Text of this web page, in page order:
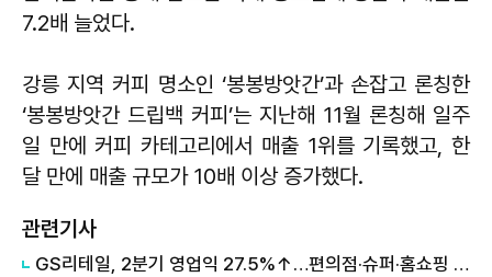
7.2배 늘었다.
강릉 지역 커피 명소인 ‘봉봉방앗간’과 손잡고 론칭한
‘봉봉방앗간 드립백 커피’는 지난해 11월 론칭해 일주
일 만에 커피 카테고리에서 매출 1위를 기록했고, 한
달 만에 매출 규모가 10배 이상 증가했다.
관련기사
GS리테일, 2분기 영업익 27.5%↑…편의점·슈퍼·홈쇼핑 다 웃었다